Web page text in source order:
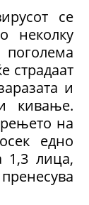
се
неколку
страдаат
и
кивање.
на
едно
1,3 лица,